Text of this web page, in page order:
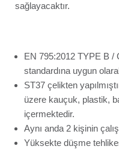
sağlayacaktır.
EN 795:2012 TYPE B /
standardına uygun
ST37 çelikten
üzere kauçuk, plastik,
içermektedir.
Aynı anda 2 kişinin
Yüksekte düşme